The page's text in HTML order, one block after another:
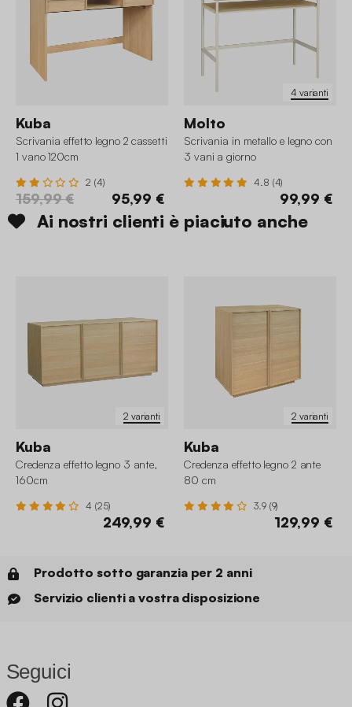
Kuba
Scrivania effetto legno 2 cassetti
1 vano 120cm
2 (4)
159,99 € 95,99 €
4 varianti
Molto
Scrivania in metallo e legno con
3 vani a giorno
4.8 (4)
99,99 €
Ai nostri clienti è piaciuto anche
2 varianti
Kuba
Credenza effetto legno 3 ante,
160cm
4 (25)
249,99 €
2 varianti
Kuba
Credenza effetto legno 2 ante
80 cm
3.9 (9)
129,99 €
Prodotto sotto garanzia per 2 anni
Servizio clienti a vostra disposizione
Seguici